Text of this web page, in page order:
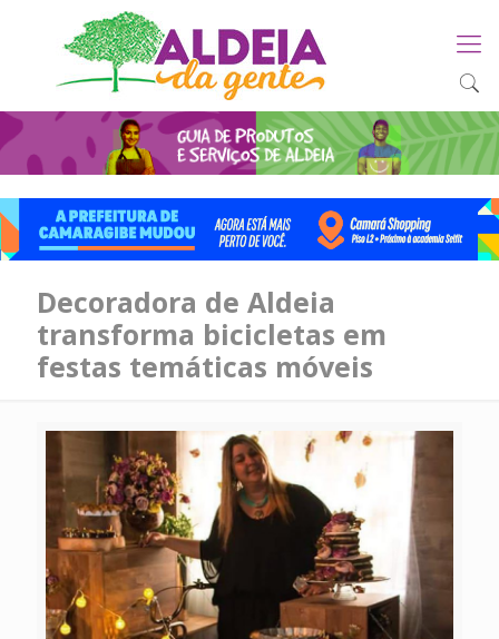
Decoradora de Aldeia
transforma bicicletas em
festas temáticas móveis